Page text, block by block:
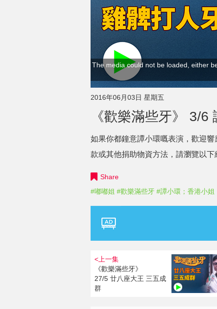
The media could not be loaded, either
2016年06月03日 星期五
《歡樂滿些牙》 3/
如果你都鐘意譚小環嘅表演，歡迎
款或其他捐助物資方法，請瀏覽以
Share
#嘟嘟姐 #歡樂滿些牙 #譚小環；香港小姐
<上一集
《歡樂滿些牙》
27/5 廿八座大王 三五成
群